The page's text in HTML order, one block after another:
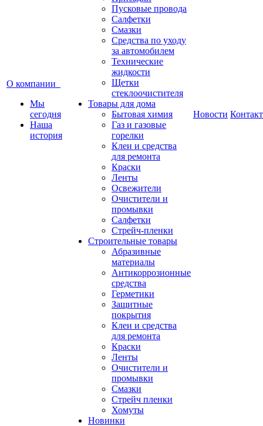
О компании
Мы
сегодня
Наша
история
Пусковые провода
Салфетки
Смазки
Средства по уходу
за автомобилем
Технические
жидкости
Щетки
стеклоочистителя
Товары для дома
Бытовая химия
Газ и газовые
горелки
Клеи и средства
для ремонта
Краски
Ленты
Освежители
Очистители и
промывки
Салфетки
Стрейч-пленки
Строительные товары
Абразивные
материалы
Антикоррозионные
средства
Герметики
Защитные
покрытия
Клеи и средства
для ремонта
Краски
Ленты
Очистители и
промывки
Смазки
Стрейч пленки
Хомуты
Новинки
Новости